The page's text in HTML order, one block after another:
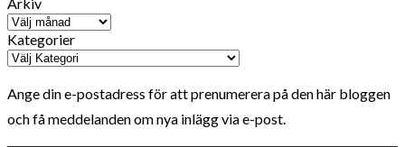
Kategorier
Ange din e-postadress för att prenumerera på den här bloggen
och få meddelanden om nya inlägg via e-post.